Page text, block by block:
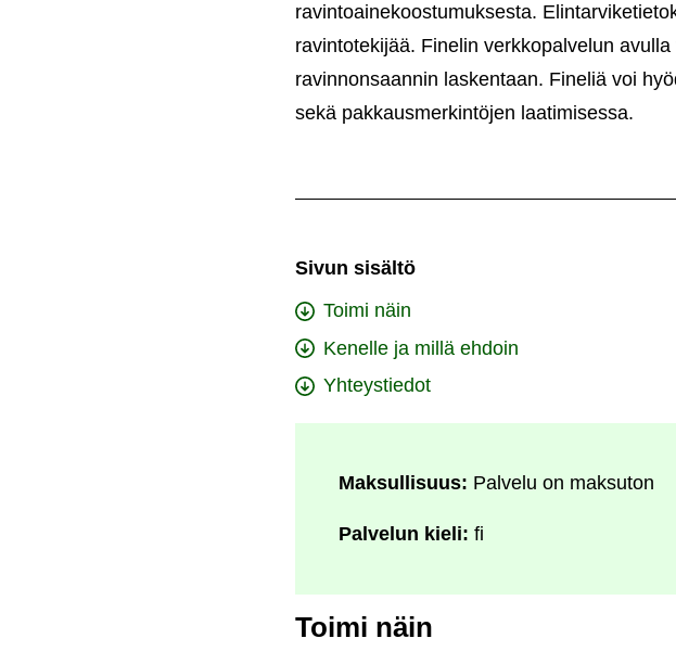
ravintoainekoostumuksesta.
ravintotekijää. Finelin verkkopalvelun
ravinnonsaannin laskentaan. Fineliä voi
sekä pakkausmerkintöjen laatimisessa.
Sivun sisältö
Toimi näin
Kenelle ja millä ehdoin
Yhteystiedot
Maksullisuus: Palvelu on maksuton
Palvelun kieli: fi
Toimi näin